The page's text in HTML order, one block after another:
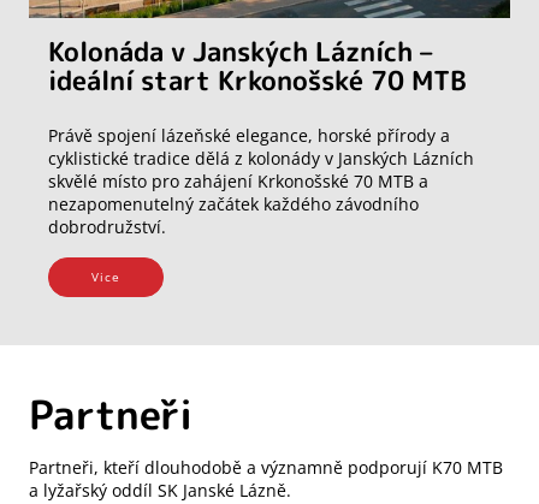
Kolonáda v Janských Lázních –
ideální start Krkonošské 70 MTB
Právě spojení lázeňské elegance, horské přírody a
cyklistické tradice dělá z kolonády v Janských Lázních
skvělé místo pro zahájení Krkonošské 70 MTB a
nezapomenutelný začátek každého závodního
dobrodružství.
Vice
Partneři
Partneři, kteří dlouhodobě a významně podporují K70 MTB
a lyžařský oddíl SK Janské Lázně.